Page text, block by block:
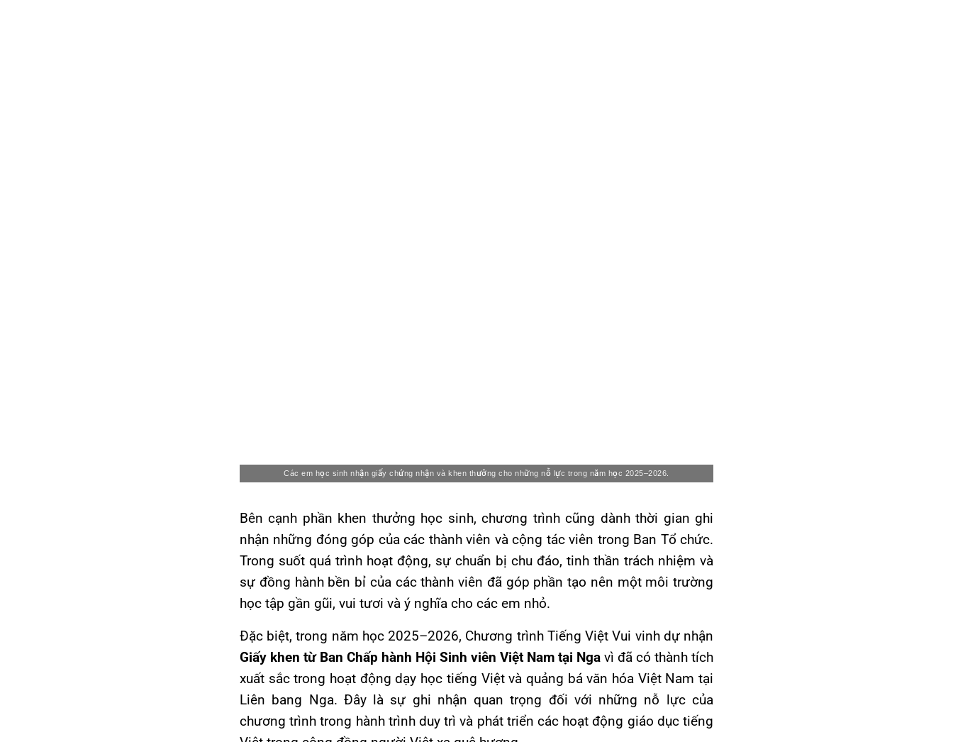
Các em học sinh nhận giấy chứng nhận và khen thưởng cho những nỗ lực trong năm học 2025–2026.
Bên cạnh phần khen thưởng học sinh, chương trình cũng dành thời gian ghi
nhận những đóng góp của các thành viên và cộng tác viên trong Ban Tổ chức.
Trong suốt quá trình hoạt động, sự chuẩn bị chu đáo, tinh thần trách nhiệm và
sự đồng hành bền bỉ của các thành viên đã góp phần tạo nên một môi trường
học tập gần gũi, vui tươi và ý nghĩa cho các em nhỏ.
Đặc biệt, trong năm học 2025–2026, Chương trình Tiếng Việt Vui vinh dự nhận
Giấy khen từ Ban Chấp hành Hội Sinh viên Việt Nam tại Nga vì đã có thành tích
xuất sắc trong hoạt động dạy học tiếng Việt và quảng bá văn hóa Việt Nam tại
Liên bang Nga. Đây là sự ghi nhận quan trọng đối với những nỗ lực của
chương trình trong hành trình duy trì và phát triển các hoạt động giáo dục tiếng